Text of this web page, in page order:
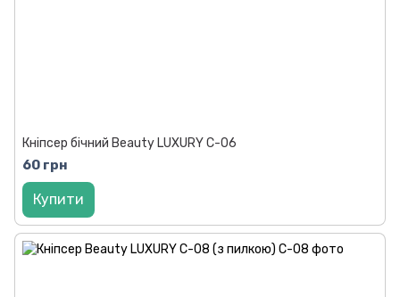
Кніпсер бічний Beauty LUXURY C-06
60 грн
Купити